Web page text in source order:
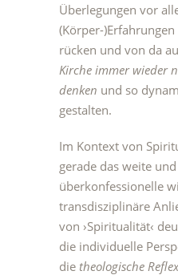
Überlegungen vor
(Körper-
rücken und von da
Kirche immer wieder
denken und so
gestalten.
Im Kontext von
gerade das weite und
überkonfessionelle
transdisziplinäre
von ›Spiritualität‹
die individuelle
die theologische